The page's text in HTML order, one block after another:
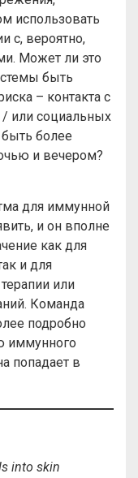
использовать
с, вероятно,
Может ли это
быть
– контакта с
/ или социальных
более
и вечером?
для иммунной
и он вполне
как для
и для
или
Команда
подробно
иммунного
попадает в
into skin